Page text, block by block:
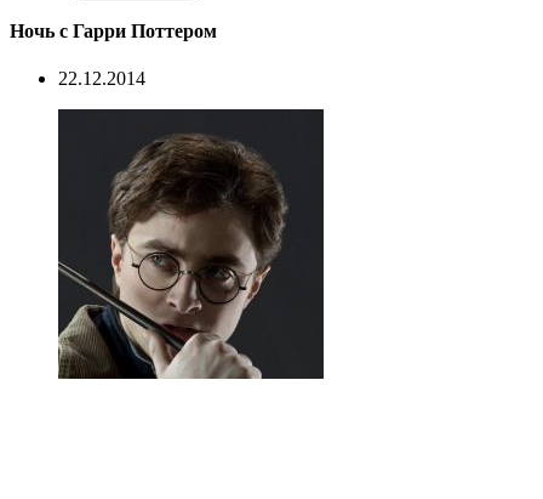
Ночь с Гарри Поттером
22.12.2014